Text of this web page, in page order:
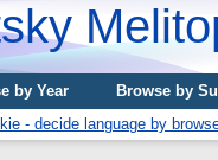
by Year Browse by